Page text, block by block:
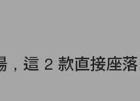
，這 2 款直接座落